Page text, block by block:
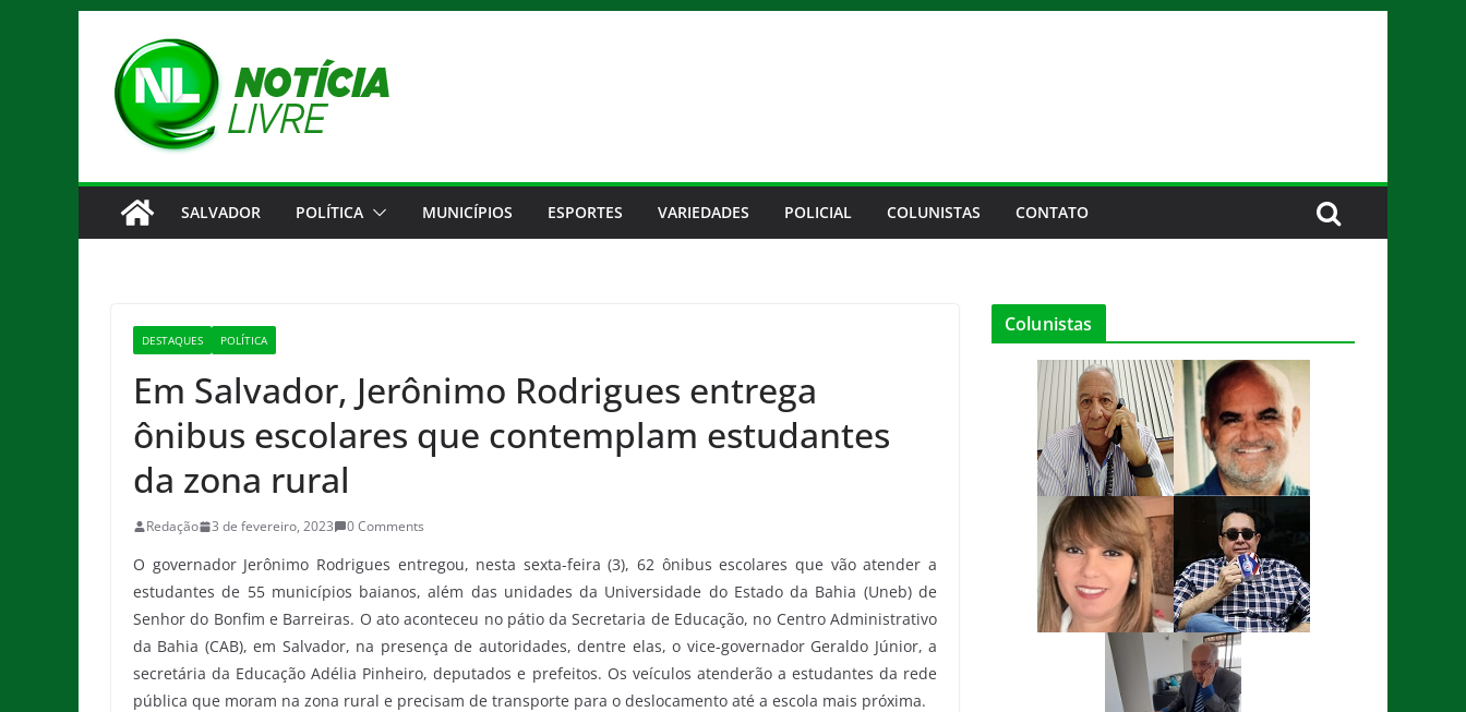
conteúdo
SALVADOR POLÍTICA MUNICÍPIOS ESPORTES VARIEDADES POLICIAL COLUNISTAS CONTATO
DESTAQUES POLÍTICA
Em Salvador, Jerônimo Rodrigues entrega
ônibus escolares que contemplam estudantes
da zona rural
Redação 3 de fevereiro, 2023 0 Comments
O governador Jerônimo Rodrigues entregou, nesta sexta-feira (3), 62 ônibus escolares que vão atender a
estudantes de 55 municípios baianos, além das unidades da Universidade do Estado da Bahia (Uneb) de
Senhor do Bonfim e Barreiras. O ato aconteceu no pátio da Secretaria de Educação, no Centro Administrativo
da Bahia (CAB), em Salvador, na presença de autoridades, dentre elas, o vice-governador Geraldo Júnior, a
secretária da Educação Adélia Pinheiro, deputados e prefeitos. Os veículos atenderão a estudantes da rede
pública que moram na zona rural e precisam de transporte para o deslocamento até a escola mais próxima.
Colunistas